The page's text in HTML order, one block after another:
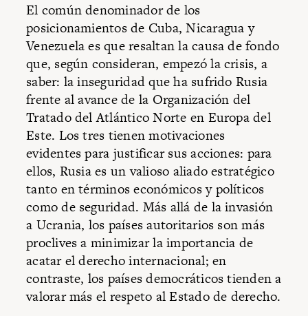
El común denominador de los
posicionamientos de Cuba, Nicaragua y
Venezuela es que resaltan la causa de fondo
que, según consideran, empezó la crisis, a
saber: la inseguridad que ha sufrido Rusia
frente al avance de la Organización del
Tratado del Atlántico Norte en Europa del
Este. Los tres tienen motivaciones
evidentes para justificar sus acciones: para
ellos, Rusia es un valioso aliado estratégico
tanto en términos económicos y políticos
como de seguridad. Más allá de la invasión
a Ucrania, los países autoritarios son más
proclives a minimizar la importancia de
acatar el derecho internacional; en
contraste, los países democráticos tienden a
valorar más el respeto al Estado de derecho.